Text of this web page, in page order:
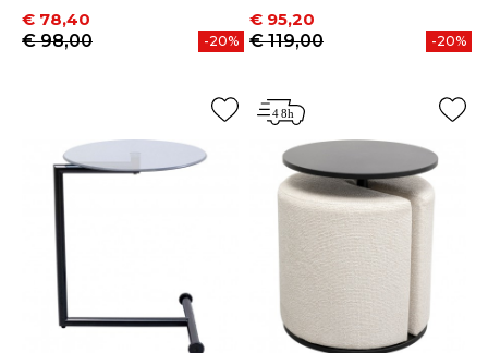
Prijs
€ 78,40
Normale prijs
€ 98,00
-20%
Prijs
€ 95,20
Normale prijs
€ 119,00
-20%